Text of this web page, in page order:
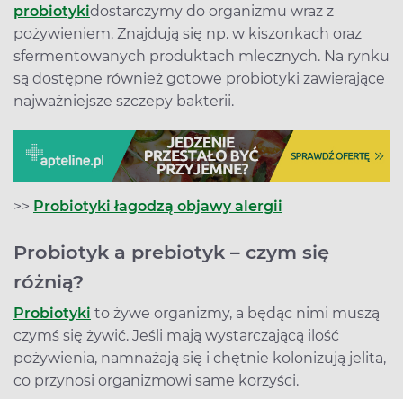
probiotykidostarczymy do organizmu wraz z
pożywieniem. Znajdują się np. w kiszonkach oraz
sfermentowanych produktach mlecznych. Na rynku
są dostępne również gotowe probiotyki zawierające
najważniejsze szczepy bakterii.
>> Probiotyki łagodzą objawy alergii
Probiotyk a prebiotyk – czym się
różnią?
Probiotyki to żywe organizmy, a będąc nimi muszą
czymś się żywić. Jeśli mają wystarczającą ilość
pożywienia, namnażają się i chętnie kolonizują jelita,
co przynosi organizmowi same korzyści.